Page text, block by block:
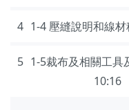
4 1-4 壓縫說明和線
5 1-5裁布
10:16